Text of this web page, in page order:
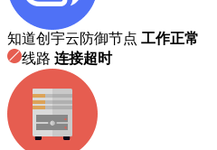
知道创宇云防御节点 工作正常
线路 连接超时